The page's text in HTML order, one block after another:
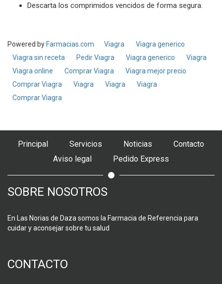
Descarta los comprimidos vencidos de forma segura.
Powered by Farmacias.com Viagra
Viagra generico
Viagra sin receta
Pedir Viagra Viagra generico
Viagra
Viagra online
Comprar Viagra
Viagra mejor precio
Comprar Viagra
Viagra Viagra
Viagra
Comprar Viagra
Principal Servicios Noticias
Contacto
Aviso legal
Pedido Express
SOBRE NOSOTROS
En Las Norias de Daza somos la Farmacia de Referencia para
cuidar y aconsejar sobre tu salud
CONTACTO